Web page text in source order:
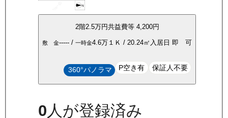
2階2.5万円共益費等 4,200円
敷 金----- /一時金4.6万 １Ｋ /20.24㎡ 入居日 即 可
360°パノラマ P空き有 保証人不要
0人が登録済み